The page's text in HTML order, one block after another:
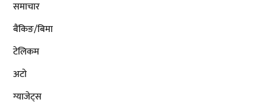
समाचार
बैंकिङ/बिमा
टेलिकम
अटाे
ग्याजेट्स